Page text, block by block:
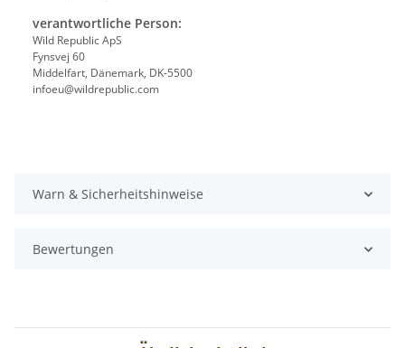
verantwortliche Person:
Wild Republic ApS
Fynsvej 60
Middelfart, Dänemark, DK-5500
infoeu@wildrepublic.com
Warn & Sicherheitshinweise
Bewertungen